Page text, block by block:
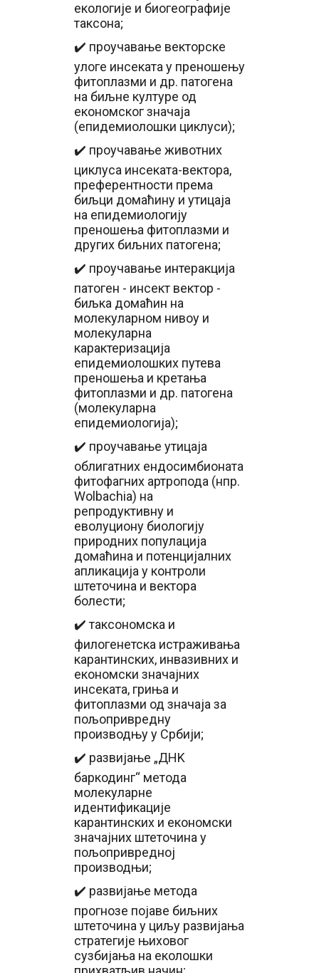
екологије и биогеографије
таксона;
✔️ проучавање векторске
улоге инсеката у преношењу
фитоплазми и др. патогена
на биљне културе од
економског значаја
(епидемиолошки циклуси);
✔️ проучавање животних
циклуса инсеката-вектора,
преферентности према
биљци домаћину и утицаја
на епидемиологију
преношења фитоплазми и
других биљних патогена;
✔️ проучавање интеракција
патоген - инсект вектор -
биљка домаћин на
молекуларном нивоу и
молекуларна
карактеризација
епидемиолошких путева
преношења и кретања
фитоплазми и др. патогена
(молекуларна
епидемиологија);
✔️ проучавање утицаја
облигатних ендосимбионата
фитофагних артропода (нпр.
Wоlbachia) на
репродуктивну и
еволуциону биологију
природних популација
домаћина и потенцијалних
апликација у контроли
штеточина и вектора
болести;
✔️ таксономска и
филогенетска истраживања
карантинских, инвазивних и
економски значајних
инсеката, гриња и
фитоплазми од значаја за
пољопривредну
производњу у Србији;
✔️ развијање „ДНK
баркодинг“ метода
молекуларне
идентификације
карантинских и економски
значајних штеточина у
пољопривредној
производњи;
✔️ развијање метода
прогнозе појаве биљних
штеточина у циљу развијања
стратегије њиховог
сузбијања на еколошки